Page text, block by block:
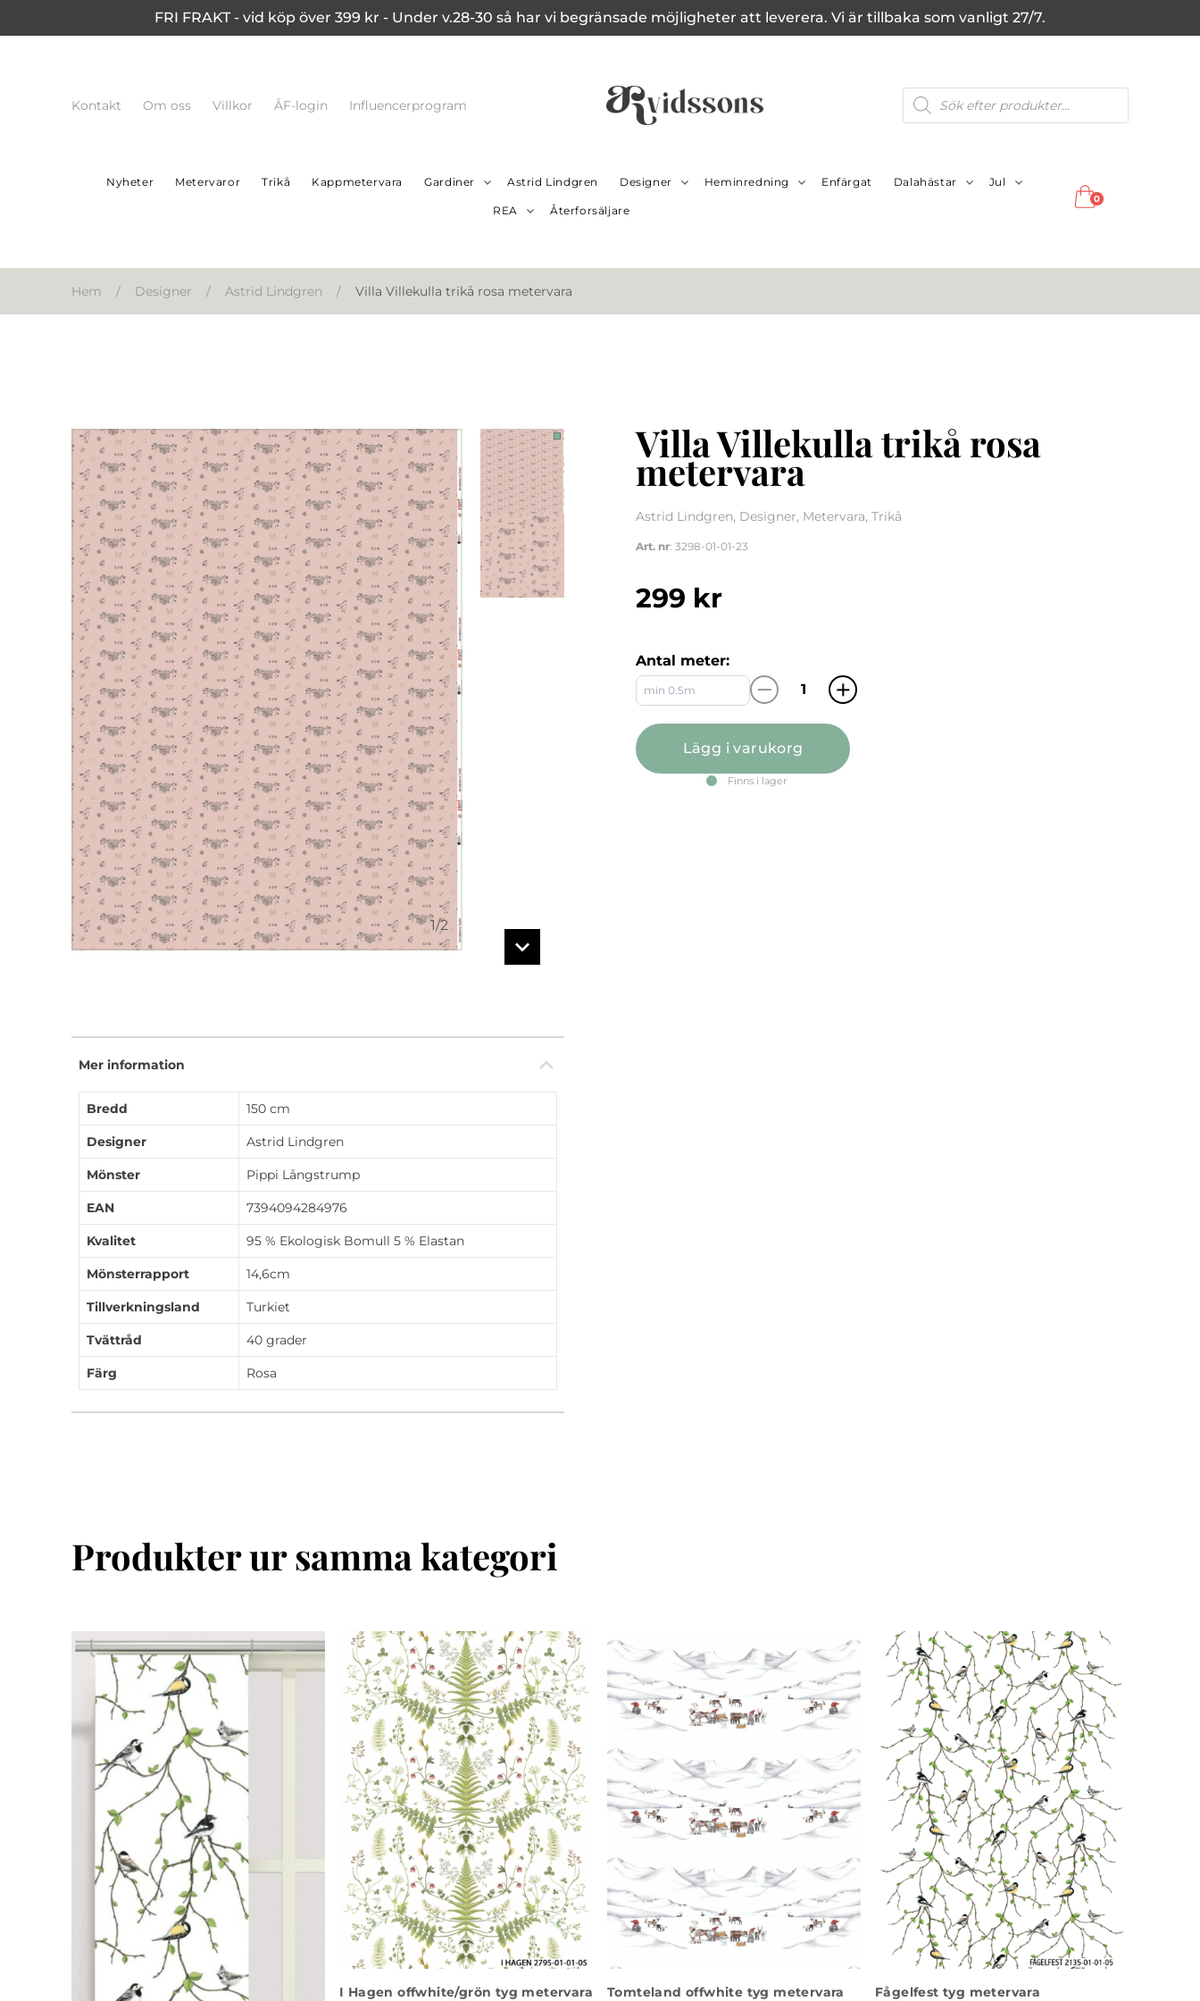
FRI FRAKT - vid köp över 399 kr - Under v.28-30 så har vi begränsade möjligheter att leverera. Vi är tillbaka som vanligt 27/7.
Kontakt Om oss Villkor ÅF-login Influencerprogram
Produktsökning
Nyheter Metervaror Trikå Kappmetervara Gardiner Astrid Lindgren Designer Heminredning Enfärgat Dalahästar Jul
REA Återforsäljare
0
Hem / Designer / Astrid Lindgren / Villa Villekulla trikå rosa metervara
1/2
Villa Villekulla trikå rosa
metervara
Astrid Lindgren, Designer, Metervara, Trikå
Art. nr: 3298-01-01-23
299 kr
Antal meter:
Villa Villekulla trikå rosa metervara mängd
Lägg i varukorg
Finns i lager
Mer information
Bredd 150 cm
Designer Astrid Lindgren
Mönster Pippi Långstrump
EAN 7394094284976
Kvalitet 95 % Ekologisk Bomull 5 % Elastan
Mönsterrapport 14,6cm
Tillverkningsland Turkiet
Tvättråd 40 grader
Färg Rosa
Produkter ur samma kategori
I Hagen offwhite/grön tyg metervara Tomteland offwhite tyg metervara Fågelfest tyg metervara